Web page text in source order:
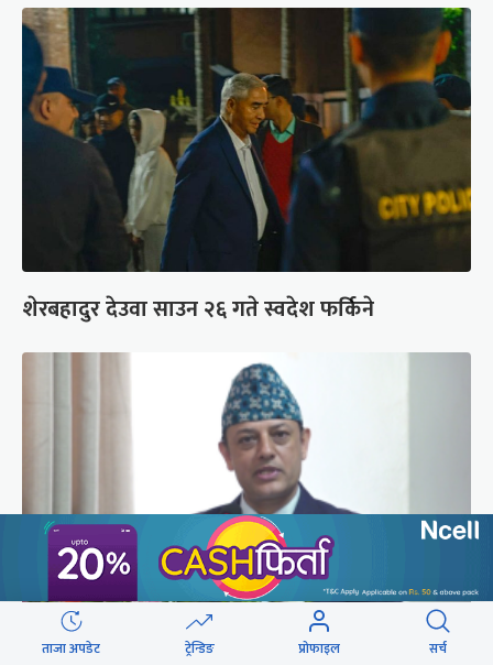
शेरबहादुर देउवा साउन २६ गते स्वदेश फर्किने
‘संसद्‍मा कालो चस्मा खोल्नू, बैठक चल्दा सेयर कारोबार
ताजा अपडेट ट्रेन्डिङ प्रोफाइल सर्च